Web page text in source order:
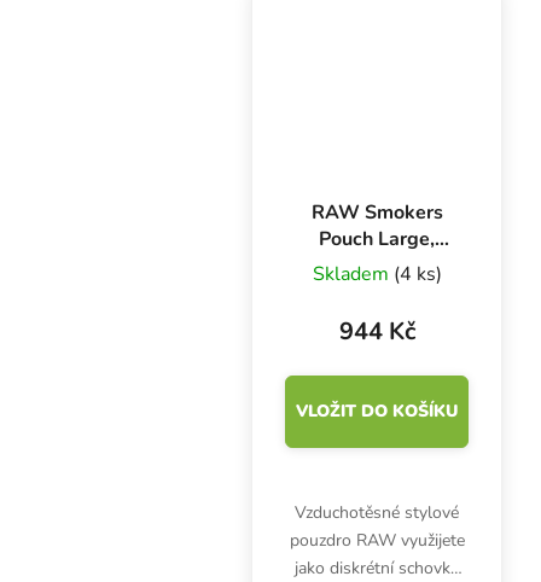
RAW Smokers
Pouch Large,
vzduchotěsné
pouzdro
Skladem (4 ks)
944 Kč
VLOŽIT DO KOŠÍKU
Vzduchotěsné stylové
pouzdro RAW využijete
jako diskrétní schovku